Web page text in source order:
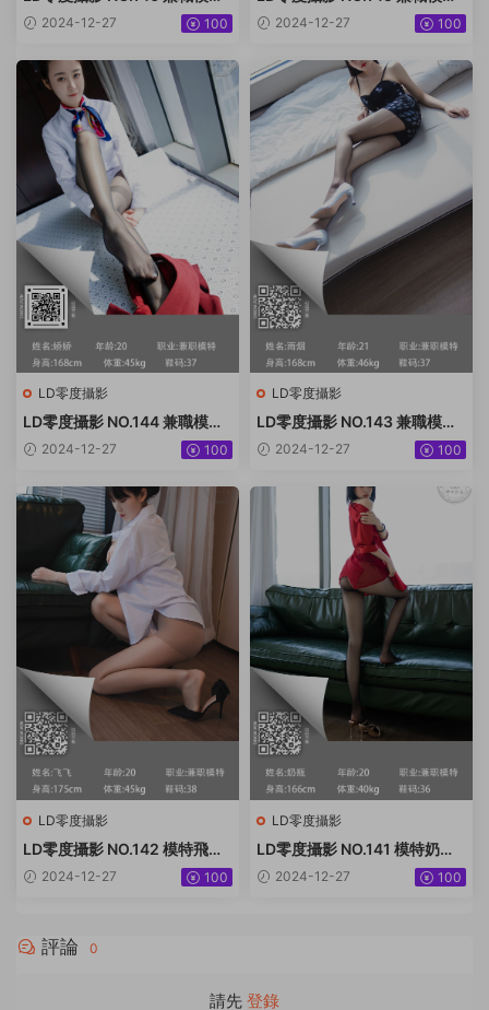
瑤瑤[63P／63.5M]
2024-12-27 100
吉吉[56P／63.1MB]
2024-12-27 100
LD零度攝影
LD零度攝影 NO.144 兼職模特
嬌嬌[57P／62.8MB]
2024-12-27 100
LD零度攝影
LD零度攝影 NO.143 兼職模特
雨煙[41P／39MB]
2024-12-27 100
LD零度攝影
LD零度攝影 NO.142 模特飛飛
[49P+47.3MB]
2024-12-27 100
LD零度攝影
LD零度攝影 NO.141 模特奶瓶
[51P+41.2MB]
2024-12-27 100
評論 0
請先 登錄